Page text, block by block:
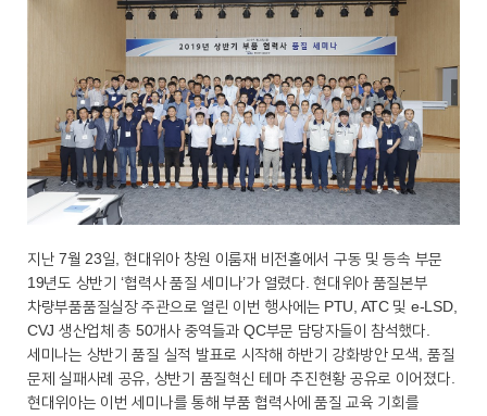
지난 7월 23일, 현대위아 창원 이룸재 비전홀에서 구동 및 등속 부문
19년도 상반기 ‘협력사 품질 세미나’가 열렸다. 현대위아 품질본부
차량부품품질실장 주관으로 열린 이번 행사에는 PTU, ATC 및 e-LSD,
CVJ 생산업체 총 50개사 중역들과 QC부문 담당자들이 참석했다.
세미나는 상반기 품질 실적 발표로 시작해 하반기 강화방안 모색, 품질
문제 실패사례 공유, 상반기 품질혁신 테마 추진현황 공유로 이어졌다.
현대위아는 이번 세미나를 통해 부품 협력사에 품질 교육 기회를